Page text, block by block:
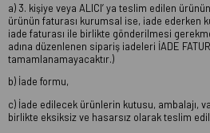
a) 3. kişiye veya ALICI’ ya teslim edilen
ürünün faturası kurumsal ise, iade ederken
iade faturası ile birlikte gönderilmesi
adına düzenlenen sipariş iadeleri İADE
tamamlanamayacaktır.)
b) İade formu,
c) İade edilecek ürünlerin kutusu, ambalajı,
birlikte eksiksiz ve hasarsız olarak teslim